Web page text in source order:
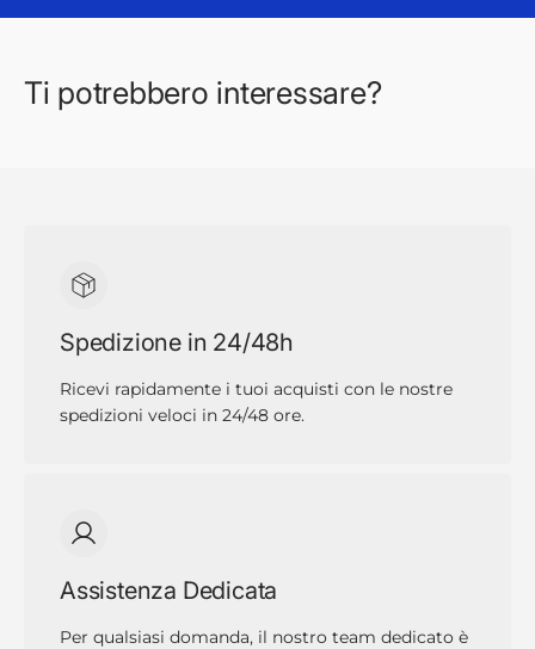
Ti potrebbero interessare?
Spedizione in 24/48h
Ricevi rapidamente i tuoi acquisti con le nostre
spedizioni veloci in 24/48 ore.
Assistenza Dedicata
Per qualsiasi domanda, il nostro team dedicato è